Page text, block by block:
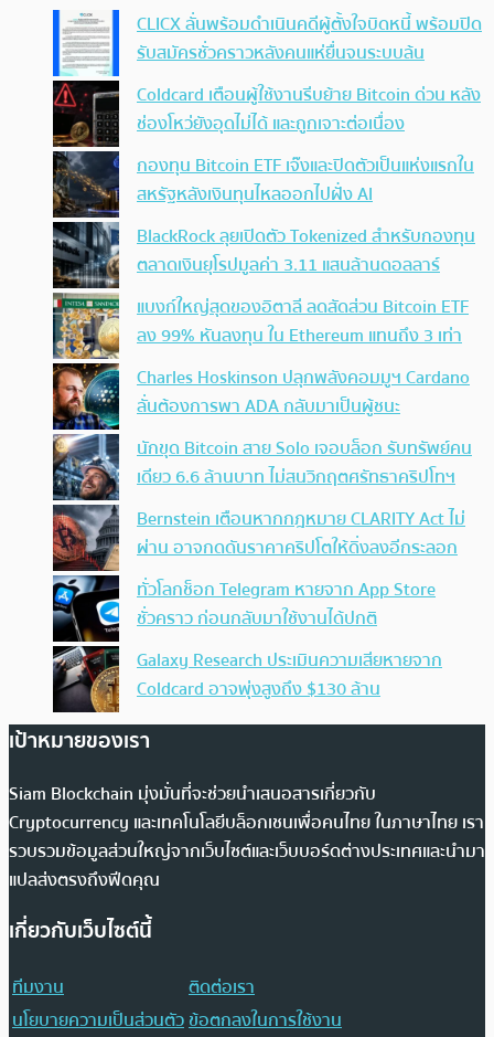
CLICX ลั่นพร้อมดำเนินคดีผู้ตั้งใจบิดหนี้ พร้อมปิด
รับสมัครชั่วคราวหลังคนแห่ยื่นจนระบบล้น
Coldcard เตือนผู้ใช้งานรีบย้าย Bitcoin ด่วน หลัง
ช่องโหว่ยังอุดไม่ได้ และถูกเจาะต่อเนื่อง
กองทุน Bitcoin ETF เจ๊งและปิดตัวเป็นแห่งแรกใน
สหรัฐหลังเงินทุนไหลออกไปฝั่ง AI
BlackRock ลุยเปิดตัว Tokenized สำหรับกองทุน
ตลาดเงินยุโรปมูลค่า 3.11 แสนล้านดอลลาร์
แบงก์ใหญ่สุดของอิตาลี ลดสัดส่วน Bitcoin ETF
ลง 99% หันลงทุน ใน Ethereum แทนถึง 3 เท่า
Charles Hoskinson ปลุกพลังคอมมูฯ Cardano
ลั่นต้องการพา ADA กลับมาเป็นผู้ชนะ
นักขุด Bitcoin สาย Solo เจอบล็อก รับทรัพย์คน
เดียว 6.6 ล้านบาท ไม่สนวิกฤตศรัทธาคริปโทฯ
Bernstein เตือนหากกฎหมาย CLARITY Act ไม่
ผ่าน อาจกดดันราคาคริปโตให้ดิ่งลงอีกระลอก
ทั่วโลกช็อก Telegram หายจาก App Store
ชั่วคราว ก่อนกลับมาใช้งานได้ปกติ
Galaxy Research ประเมินความเสียหายจาก
Coldcard อาจพุ่งสูงถึง $130 ล้าน
เป้าหมายของเรา
Siam Blockchain มุ่งมั่นที่จะช่วยนำเสนอสารเกี่ยวกับ
Cryptocurrency และเทคโนโลยีบล็อกเชนเพื่อคนไทย ในภาษาไทย เรา
รวบรวมข้อมูลส่วนใหญ่จากเว็บไซต์และเว็บบอร์ดต่างประเทศและนำมา
แปลส่งตรงถึงฟีดคุณ
เกี่ยวกับเว็บไซต์นี้
ทีมงาน
ติดต่อเรา
นโยบายความเป็นส่วนตัวข้อตกลงในการใช้งาน